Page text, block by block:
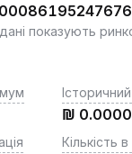
показують
₪
Кількість в